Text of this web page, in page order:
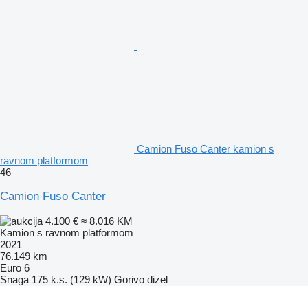
Camion Fuso Canter kamion s
ravnom platformom
46
Camion Fuso Canter
4.100 € ≈ 8.016 KM
Kamion s ravnom platformom
2021
76.149 km
Euro 6
Snaga 175 k.s. (129 kW) Gorivo dizel